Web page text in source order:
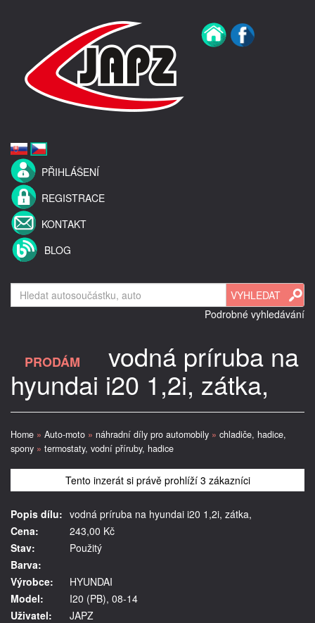
PŘIHLÁŠENÍ
REGISTRACE
KONTAKT
BLOG
Podrobné vyhledávání
PRODÁM vodná príruba na
hyundai i20 1,2i, zátka,
Home » Auto-moto » náhradní díly pro automobily » chladiče, hadice,
spony » termostaty, vodní příruby, hadice
Tento inzerát si právě prohlíží 3 zákazníci
Popis dílu: vodná príruba na hyundai i20 1,2i, zátka,
Cena:
243,00 Kč
Stav:
Použitý
Barva:
Výrobce:
HYUNDAI
Model:
I20 (PB), 08-14
Uživatel:
JAPZ